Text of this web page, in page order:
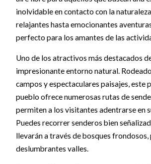
inolvidable en contacto con la
relajantes hasta emocionantes
perfecto para los amantes de las
Uno de los atractivos más destacados
impresionante entorno natural.
campos y espectaculares paisajes, este
pueblo ofrece numerosas rutas de
permiten a los visitantes adentrarse en
Puedes recorrer senderos bien
llevarán a través de bosques
deslumbrantes valles.